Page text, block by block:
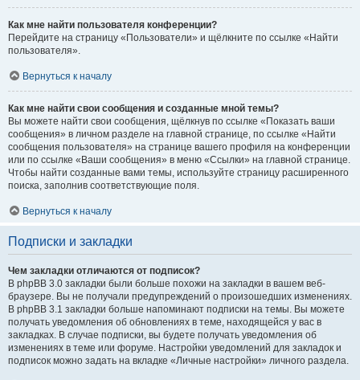
Как мне найти пользователя конференции?
Перейдите на страницу «Пользователи» и щёлкните по ссылке «Найти
пользователя».
Вернуться к началу
Как мне найти свои сообщения и созданные мной темы?
Вы можете найти свои сообщения, щёлкнув по ссылке «Показать ваши
сообщения» в личном разделе на главной странице, по ссылке «Найти
сообщения пользователя» на странице вашего профиля на конференции
или по ссылке «Ваши сообщения» в меню «Ссылки» на главной странице.
Чтобы найти созданные вами темы, используйте страницу расширенного
поиска, заполнив соответствующие поля.
Вернуться к началу
Подписки и закладки
Чем закладки отличаются от подписок?
В phpBB 3.0 закладки были больше похожи на закладки в вашем веб-
браузере. Вы не получали предупреждений о произошедших изменениях.
В phpBB 3.1 закладки больше напоминают подписки на темы. Вы можете
получать уведомления об обновлениях в теме, находящейся у вас в
закладках. В случае подписки, вы будете получать уведомления об
изменениях в теме или форуме. Настройки уведомлений для закладок и
подписок можно задать на вкладке «Личные настройки» личного раздела.